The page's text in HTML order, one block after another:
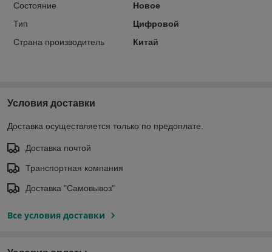
Состояние
Новое
Тип
Цифровой
Страна производитель
Китай
Условия доставки
Доставка осуществляется только по предоплате.
Доставка почтой
Транспортная компания
Доставка "Самовывоз"
Все условия доставки